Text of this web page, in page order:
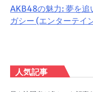
AKB48の魅力: 夢を追
ガシー (エンターテイ
人気記事